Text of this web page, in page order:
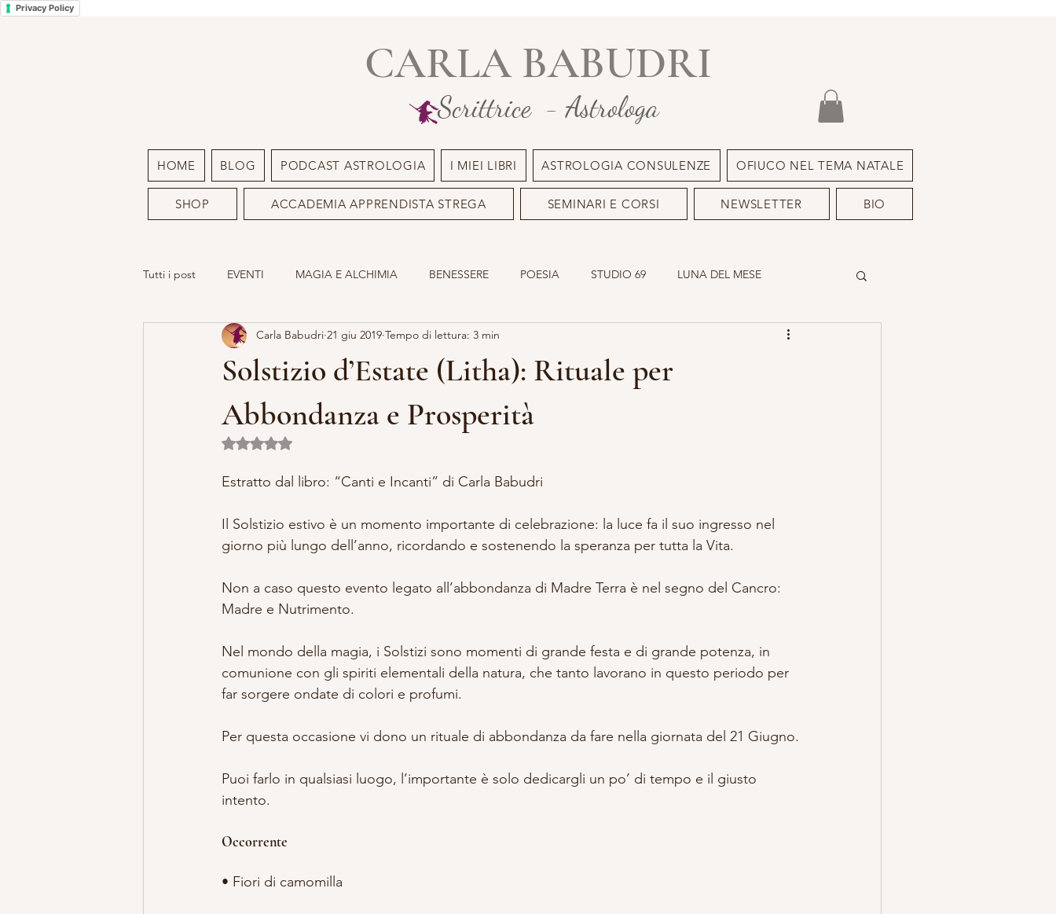
Privacy Policy
CARLA BABUDRI
Scrittrice - Astrologa
HOME BLOG PODCAST ASTROLOGIA I MIEI LIBRI ASTROLOGIA CONSULENZE OFIUCO NEL TEMA NATALE
SHOP ACCADEMIA APPRENDISTA STREGA SEMINARI E CORSI NEWSLETTER BIO
Tutti i post EVENTI MAGIA E ALCHIMIA BENESSERE POESIA STUDIO 69 LUNA DEL MESE
LA MIA ARTE SACRO FEMMINILE OLISTICO SACRO MASCHILE DEIMON ISPIRATORE
MISTERO E ARTE MARIA MADDALENA
Solstizio d’Estate (Litha): Rituale per
Abbondanza e Prosperità
Carla Babudri 21 giu 2019 Tempo di lettura: 3 min
Valutazione NaN stelle su 5.
Estratto dal libro: “Canti e Incanti” di Carla Babudri
Il Solstizio estivo è un momento importante di celebrazione: la luce fa il suo ingresso nel
giorno più lungo dell’anno, ricordando e sostenendo la speranza per tutta la Vita.
Non a caso questo evento legato all’abbondanza di Madre Terra è nel segno del Cancro:
Madre e Nutrimento.
Nel mondo della magia, i Solstizi sono momenti di grande festa e di grande potenza, in
comunione con gli spiriti elementali della natura, che tanto lavorano in questo periodo per
far sorgere ondate di colori e profumi.
Per questa occasione vi dono un rituale di abbondanza da fare nella giornata del 21 Giugno.
Puoi farlo in qualsiasi luogo, l’importante è solo dedicargli un po’ di tempo e il giusto
intento.
Occorrente
• Fiori di camomilla